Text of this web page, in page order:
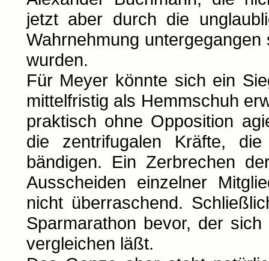
jetzt aber durch die
Wahrnehmung
wurden.
Für Meyer könnte sich ein
mittelfristig als Hemmschuh
praktisch ohne Opposition
die zentrifugalen Kräfte,
bändigen. Ein Zerbrechen
Ausscheiden einzelner
nicht überraschend.
Sparmarathon bevor, der
vergleichen läßt.